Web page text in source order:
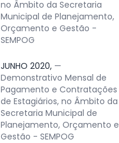
no Âmbito da Secretaria
Municipal de Planejamento,
Orçamento e Gestão -
SEMPOG
JUNHO 2020, —
Demonstrativo Mensal de
Pagamento e Contratações
de Estagiários, no Âmbito da
Secretaria Municipal de
Planejamento, Orçamento e
Gestão - SEMPOG